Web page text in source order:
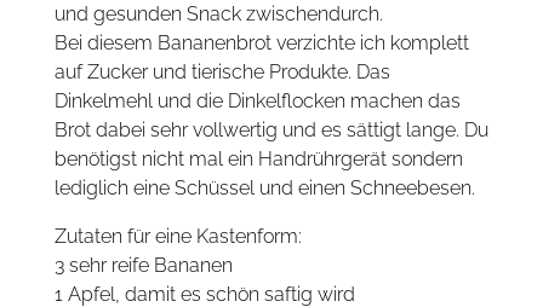
und gesunden Snack zwischendurch.
Bei diesem Bananenbrot verzichte ich komplett
auf Zucker und tierische Produkte. Das
Dinkelmehl und die Dinkelflocken machen das
Brot dabei sehr vollwertig und es sättigt lange. Du
benötigst nicht mal ein Handrührgerät sondern
lediglich eine Schüssel und einen Schneebesen.
Zutaten für eine Kastenform:
3 sehr reife Bananen
1 Apfel, damit es schön saftig wird